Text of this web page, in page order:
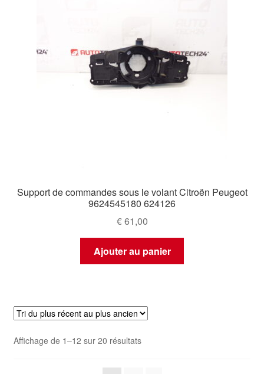
Support de commandes sous le volant Citroën Peugeot
9624545180 624126
€61,00
Ajouter au panier
Affichage de 1–12 sur 20 résultatsTrié